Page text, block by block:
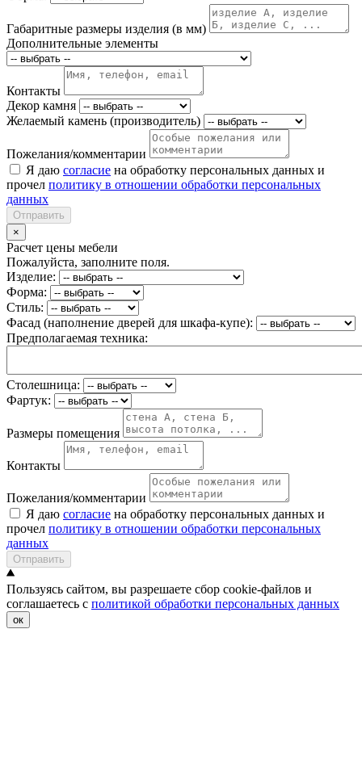
Габаритные размеры изделия (в мм)
Дополнительные элементы
Контакты
Декор камня
Желаемый камень (производитель)
Пожелания/комментарии
Я даю согласие на обработку персональных данных и
прочел политику в отношении обработки персональных
данных
Отправить
×
Расчет цены мебели
Пожалуйста, заполните поля.
Изделие:
Форма:
Стиль:
Фасад (наполнение дверей для шкафа-купе):
Предполагаемая техника:
Столешница:
Фартук:
Размеры помещения
Контакты
Пожелания/комментарии
Я даю согласие на обработку персональных данных и
прочел политику в отношении обработки персональных
данных
Отправить
Пользуясь сайтом, вы разрешаете сбор cookie-файлов и
соглашаетесь с политикой обработки персональных данных
ок